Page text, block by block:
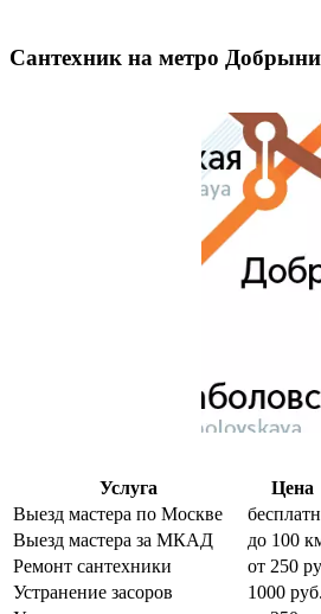
Сантехник на метро
Услуга
Цена
Выезд мастера по Москве
Выезд мастера за МКАД
до 100
Ремонт сантехники
от 250
Устранение засоров
1000 руб.